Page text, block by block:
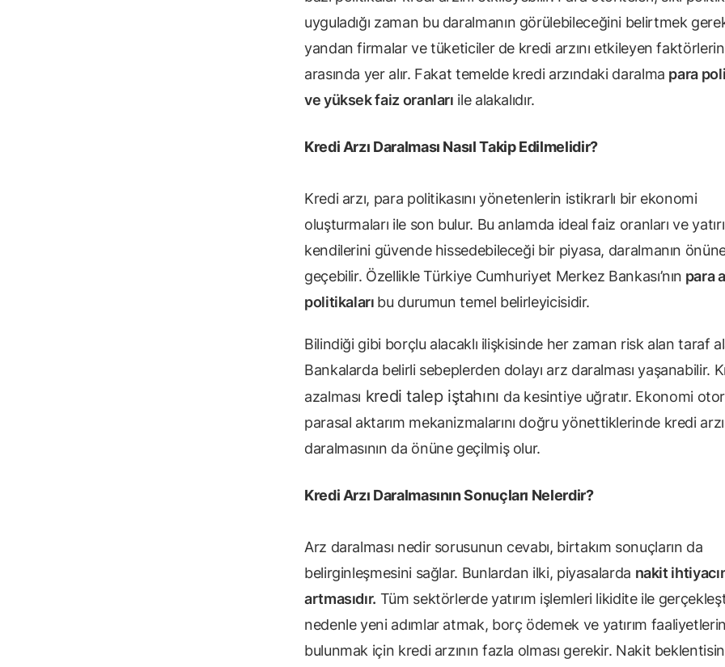
uyguladığı zaman bu daralmanın görülebileceğini belirtmek
yandan firmalar ve tüketiciler de kredi arzını etkileyen faktörlerin
arasında yer alır. Fakat temelde kredi arzındaki daralma para
ve yüksek faiz oranları ile alakalıdır.
Kredi Arzı Daralması Nasıl Takip Edilmelidir?
Kredi arzı, para politikasını yönetenlerin istikrarlı bir ekonomi
oluşturmaları ile son bulur. Bu anlamda ideal faiz oranları ve
kendilerini güvende hissedebileceği bir piyasa, daralmanın
geçebilir. Özellikle Türkiye Cumhuriyet Merkez Bankası’nın para
politikaları bu durumun temel belirleyicisidir.
Bilindiği gibi borçlu alacaklı ilişkisinde her zaman risk alan taraf
Bankalarda belirli sebeplerden dolayı arz daralması yaşanabilir.
azalması kredi talep iştahını da kesintiye uğratır. Ekonomi
parasal aktarım mekanizmalarını doğru yönettiklerinde kredi arzı
daralmasının da önüne geçilmiş olur.
Kredi Arzı Daralmasının Sonuçları Nelerdir?
Arz daralması nedir sorusunun cevabı, birtakım sonuçların da
belirginleşmesini sağlar. Bunlardan ilki, piyasalarda nakit
artmasıdır. Tüm sektörlerde yatırım işlemleri likidite ile
nedenle yeni adımlar atmak, borç ödemek ve yatırım
bulunmak için kredi arzının fazla olması gerekir. Nakit